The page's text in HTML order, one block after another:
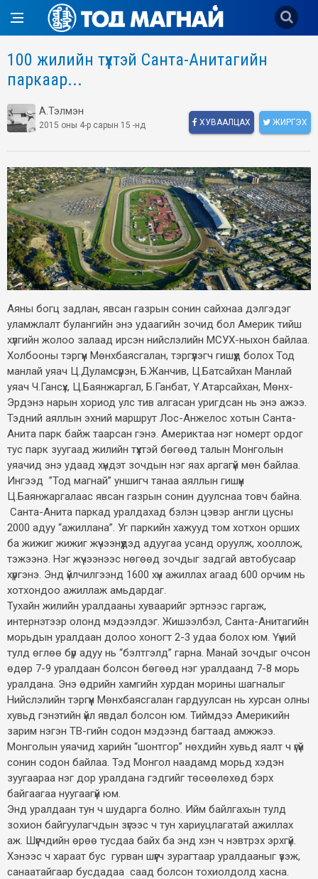
100 жилийн түүхтэй Санта-Анитагийн
паркаар...
А.Тэлмэн
2015 оны 4-р сарын 15 -нд ХУВААЛЦАХ ЖИРГЭХ
Аяны богц задлан, явсан газрын сонин сайхнаа дэлгэдэг
уламжлалт булангийн энэ удаагийн зочид бол Америк тийш
хүлгийн жолоо залаад ирсэн нийслэлийн МСУХ-ныхон байлаа.
Холбооны тэргүүн Мөнхбаясгалан, тэргүүлэгч гишүүд болох Тод
манлай уяач Ц.Дуламсүрэн, Б.Жанчив, Ц.Батсайхан Манлай
уяач Ч.Гансүх, Ц.Баянжаргал, Б.Ганбат, Ү.Атарсайхан, Мөнх-
Эрдэнэ нарын хориод улс тив алгасан уригдсан нь энэ ажээ.
Тэдний аяллын эхний маршрут Лос-Анжелос хотын Санта-
Анита парк байж таарсан гэнэ. Америктаа нэг номерт ордог
тус парк зуугаад жилийн түүхтэй бөгөөд талын Монголын
уяачид энэ удаад хүндэт зочдын нэг яах аргагүй мөн байлаа.
Ингээд ”Тод магнай” уншигч танаа аяллын гишүүн
Ц.Баянжаргалаас явсан газрын сонин дуулснаа товч байна.
Санта-Анита паркад уралдахад бэлэн цэвэр англи цусны
2000 адуу “ажиллана”. Уг паркийн хажууд том хотхон орших
ба жижиг жижиг жүчээнүүдэд адуугаа усанд оруулж, хооллож,
тэжээнэ. Нэг жүчээнээс нөгөөд зочдыг задгай автобусаар
хүргэнэ. Энд үйлчилгээнд 1600 хүн ажиллах агаад 600 орчим нь
хотхондоо ажиллаж амьдардаг.
Тухайн жилийн уралдааны хуваарийг эртнээс гаргаж,
интернэтээр олонд мэдээлдэг. Жишээлбэл, Санта-Анитагийн
морьдын уралдаан долоо хоногт 2-3 удаа болох юм. Үүний
тулд өглөө бүр адуу нь “бэлтгэлд” гарна. Манай зочдыг очсон
өдөр 7-9 уралдаан болсон бөгөөд нэг уралдаанд 7-8 морь
уралдана. Энэ өдрийн хамгийн хурдан морины шагналыг
Нийслэлийн тэргүүн Мөнхбаясгалан гардуулсан нь хурсан олны
хувьд гэнэтийн үйл явдал болсон юм. Тиймдээ Америкийн
зарим нэгэн ТВ-гийн содон мэдээнд багтаад амжжээ.
Монголын уяачид харийн “шонтгор” нөхдийн хувьд яалт ч үгүй
сонин содон байлаа. Тэд Монгол наадамд морьд хэдэн
зуугаараа нэг дор уралдана гэдгийг төсөөлөхөд бэрх
байгаагаа нуугаагүй юм.
Энд уралдаан тун ч шударга болно. Ийм байлгахын тулд
зохион байгуулагчдын зүгээс ч тун хариуцлагатай ажиллах
аж. Шүүгчдийн өрөө тусдаа байх ба энд хэн ч нэвтрэх эрхгүй.
Хэнээс ч хараат бус гурван шүүгч зурагтаар уралдааныг үзэж,
санаатайгаар бусдадаа саад болсон тохиолдолд хасна.